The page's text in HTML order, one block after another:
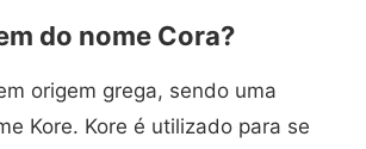
do nome Cora?
origem grega, sendo uma
Kore. Kore é utilizado para se